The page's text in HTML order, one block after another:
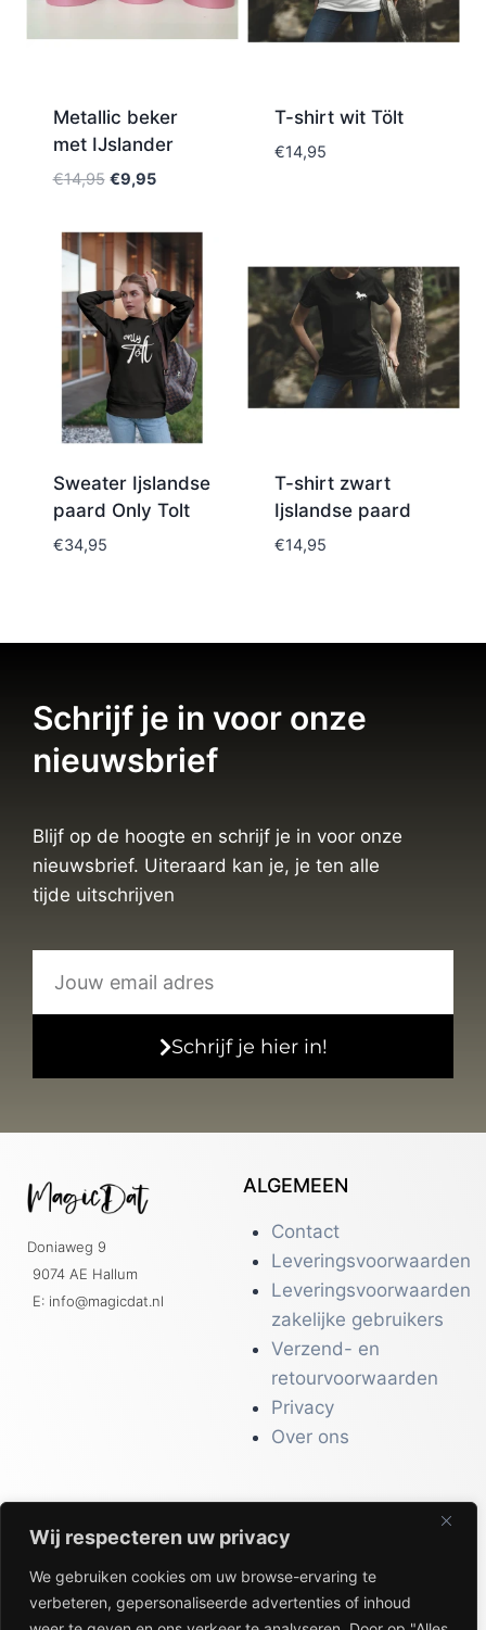
Wij respecteren uw privacy
We gebruiken cookies om uw browse-ervaring te
verbeteren, gepersonaliseerde advertenties of inhoud
Metallic beker
met IJslander
€14,95 €9,95
T-shirt wit Tölt
€14,95
Sweater Ijslandse
paard Only Tolt
€34,95
T-shirt zwart
Ijslandse paard
€14,95
Schrijf je in voor onze
nieuwsbrief
Blijf op de hoogte en schrijf je in voor onze
nieuwsbrief. Uiteraard kan je, je ten alle
tijde uitschrijven
Schrijf je hier in!
Doniaweg 9
9074 AE Hallum
E: info@magicdat.nl
ALGEMEEN
Contact
Leveringsvoorwaarden
Leveringsvoorwaarden
zakelijke gebruikers
Verzend- en
retourvoorwaarden
Privacy
Over ons
CATALOGI
Workwear &
Veiligheid